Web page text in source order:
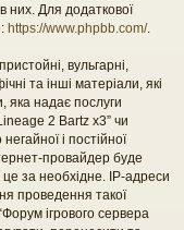
них. Для додаткової
https://www.phpbb.com/.
вульгарні,
та інші матеріали, які
яка надає послуги
2 Bartz x3” чи
і постійної
провайдер буде
за необхідне. IP-адреси
проведення такої
ігрового сервера